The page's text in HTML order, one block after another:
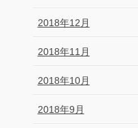
2018年12月
2018年11月
2018年10月
2018年9月